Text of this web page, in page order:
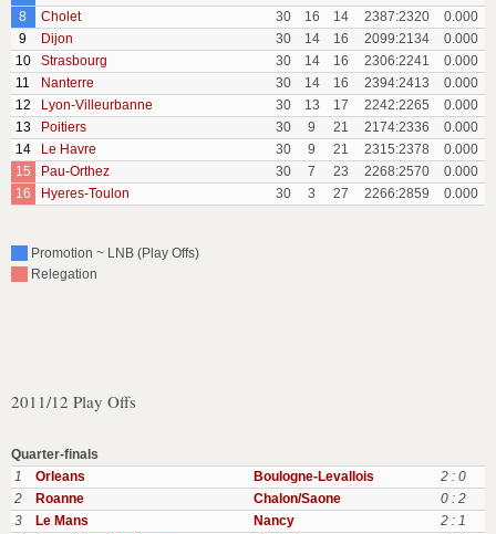
8
Cholet 30 16 14 2387:2320
0.000
9
Dijon 30 14 16 2099:2134
0.000
10
Strasbourg 30 14 16 2306:2241
0.000
11
Nanterre 30 14 16 2394:2413
0.000
12
Lyon-Villeurbanne 30 13 17 2242:2265
0.000
13
Poitiers 30 9 21 2174:2336
0.000
14
Le Havre 30 9 21 2315:2378
0.000
15
Pau-Orthez 30 7 23 2268:2570
0.000
16
Hyeres-Toulon 30 3 27 2266:2859 0.000
Promotion ~ LNB (Play Offs)
Relegation
2011/12 Play Offs
Quarter-finals
1
Orleans Boulogne-Levallois
2 : 0
2
Roanne Chalon/Saone
0 : 2
3
Le Mans Nancy
2 : 1